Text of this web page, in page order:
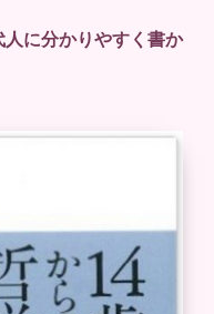
に分かりやすく書か